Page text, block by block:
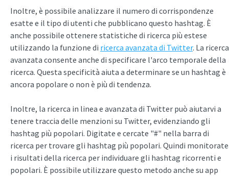
Inoltre, è possibile analizzare il numero di corrispondenze
esatte e il tipo di utenti che pubblicano questo hashtag. È
anche possibile ottenere statistiche di ricerca più estese
utilizzando la funzione di ricerca avanzata di Twitter. La ricerca
avanzata consente anche di specificare l'arco temporale della
ricerca. Questa specificità aiuta a determinare se un hashtag è
ancora popolare o non è più di tendenza.
Inoltre, la ricerca in linea e avanzata di Twitter può aiutarvi a
tenere traccia delle menzioni su Twitter, evidenziando gli
hashtag più popolari. Digitate e cercate "#" nella barra di
ricerca per trovare gli hashtag più popolari. Quindi monitorate
i risultati della ricerca per individuare gli hashtag ricorrenti e
popolari. È possibile utilizzare questo metodo anche su app